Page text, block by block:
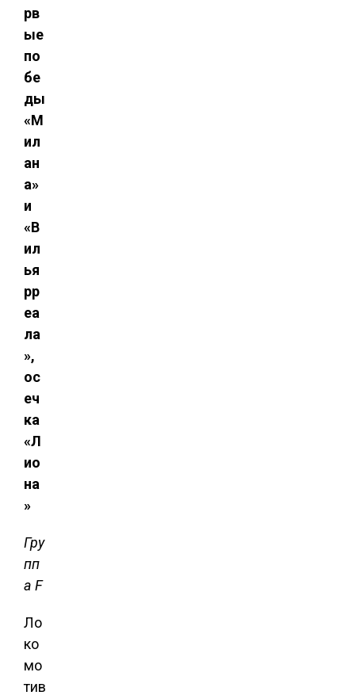
рв
ые
по
бе
ды
«М
ил
ан
а»
и
«В
ил
ья
рр
еа
ла
»,
ос
еч
ка
«Л
ио
на
»
Гру
пп
а F
Ло
ко
мо
тив